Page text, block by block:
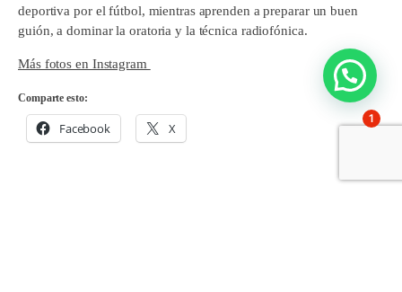
deportiva por el fútbol, mientras aprenden a preparar un buen
guión, a dominar la oratoria y la técnica radiofónica.
Más fotos en Instagram
Comparte esto:
Facebook X
1